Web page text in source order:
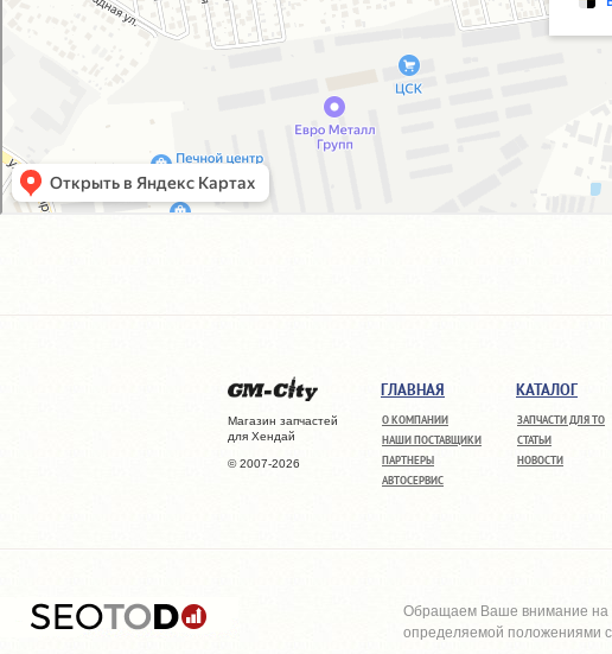
Магазин запчастей
для Хендай
© 2007-2026
ГЛАВНАЯ
О КОМПАНИИ
НАШИ ПОСТАВЩИКИ
ПАРТНЕРЫ
АВТОСЕРВИС
КАТАЛОГ
ЗАПЧАСТИ ДЛЯ ТО
СТАТЬИ
НОВОСТИ
Обращаем Ваше внимание на
определяемой положениями